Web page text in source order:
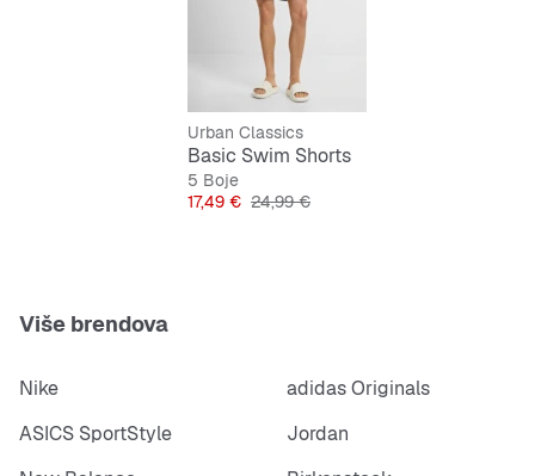
Praktični džep na stražnjoj strani
Jednostavan crni dizajn
Urban Classics
Basic Swim Shorts
5 Boje
Cijena
17,49 € Originalna cijena
24,99 €
Više brendova
Nike
adidas Originals
ASICS SportStyle
Jordan